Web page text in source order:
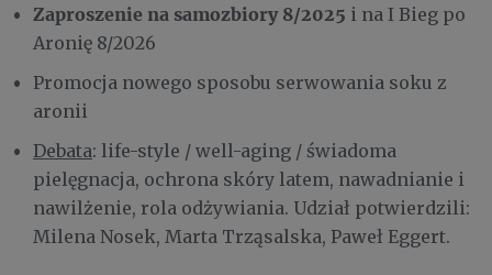
Zaproszenie na samozbiory 8/2025 i na I Bieg po
Aronię 8/2026
Promocja nowego sposobu serwowania soku z
aronii
Debata: life-style / well-aging / świadoma
pielęgnacja, ochrona skóry latem, nawadnianie i
nawilżenie, rola odżywiania. Udział potwierdzili:
Milena Nosek, Marta Trząsalska, Paweł Eggert.